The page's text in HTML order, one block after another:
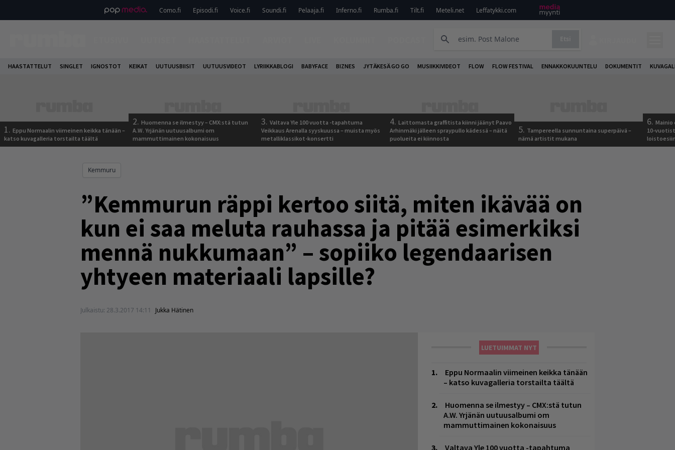
Como.fi Episodi.fi Voice.fi Soundi.fi Pelaaja.fi Inferno.fi Rumba.fi Tilt.fi Meteli.net Leffatykki.com
HAASTATTELUT SINGLET IGNOSTOT KEIKAT UUTUUSBIISIT UUTUUSVIDEOT LYRIIKKABLOGI BABYFACE BIZNES JYTÄKESÄ GO GO MUSIIKKIVIDEOT FLOW FLOW FESTIVAL ENNAKKOKUUNTELU DOKUMENTIT
1. Eppu Normaalin viimeinen keikka tänään –
katso kuvagalleria torstailta täältä
2. Huomenna se ilmestyy – CMX:stä tutun
A.W. Yrjänän uutuusalbumi om
mammuttimainen kokonaisuus
3. Valtava Yle 100 vuotta -tapahtuma
Veikkaus Arenalla syyskuussa – muista myös
metalliklassikot-konsertti
4. Laittomasta graffitista kiinni jäänyt Paavo
Arhinmäki jälleen spraypullo kädessä – näitä
puolueita ei kiinnosta
5. Tampereella sunnuntaina superpäivä –
nämä artistit mukana
6.
10-
Kemmuru
”Kemmurun räppi kertoo siitä, miten ikävää on
kun ei saa meluta rauhassa ja pitää esimerkiksi
mennä nukkumaan” – sopiiko legendaarisen
yhtyeen materiaali lapsille?
Julkaistu: 28.3.2017 14:11 Jukka Hätinen
LUETUIMMAT NYT
Eppu Normaalin viimeinen keikka tänään
– katso kuvagalleria torstailta täältä
Huomenna se ilmestyy – CMX:stä tutun
A.W. Yrjänän uutuusalbumi om
mammuttimainen kokonaisuus
Valtava Yle 100 vuotta -tapahtuma